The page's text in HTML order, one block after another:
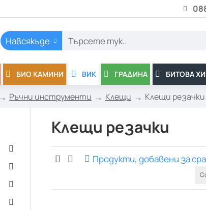
Навсякъде
Търсете
БИО КАМИНИ ВИК ГРАДИНА БИТОВА
Ръчни инструменти Клещи Клещи резачки
Клещи резачки
Продукти, добавени за